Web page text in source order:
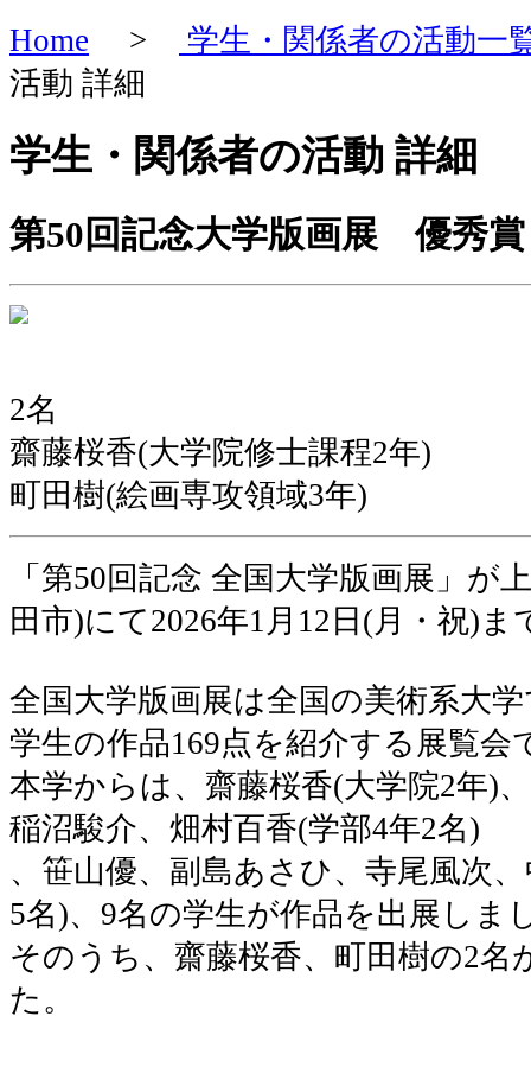
Home >
学生・関係者の活動一
活動 詳細
学生・関係者の活動 詳細
第50回記念大学版画展 優秀賞
2名
齋藤桜香(大学院修士課程2年)
町田樹(絵画専攻領域3年)
「第50回記念 全国大学版画展」が
田市)にて2026年1月12日(月・祝)ま
全国大学版画展は全国の美術系大
学生の作品169点を紹介する展覧会
本学からは、齋藤桜香(大学院2年)
稲沼駿介、畑村百香(学部4年2名)
、笹山優、副島あさひ、寺尾風次
5名)、9名の学生が作品を出展しま
そのうち、齋藤桜香、町田樹の2名
た。